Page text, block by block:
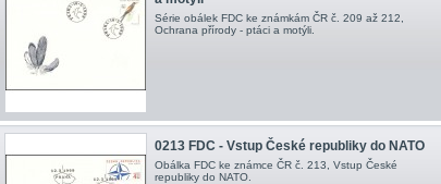
Série obálek FDC ke známkám ČR č. 209 až 212,
Ochrana přírody - ptáci a motýli .
0213 FDC - Vstup České republiky do NATO
Obálka FDC ke známce ČR č. 213, Vstup České
republiky do NATO .